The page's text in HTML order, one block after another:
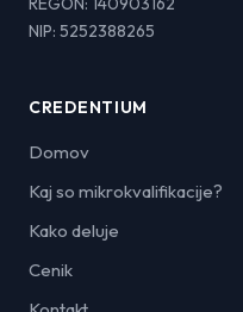
NIP: 5252388265
CREDENTIUM
Domov
Kaj so mikrokvalifikacije?
Kako deluje
Cenik